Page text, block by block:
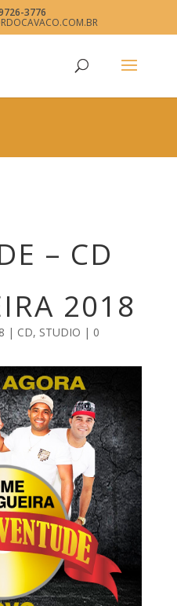
3776
– CD
2018
| CD, STUDIO | 0
View